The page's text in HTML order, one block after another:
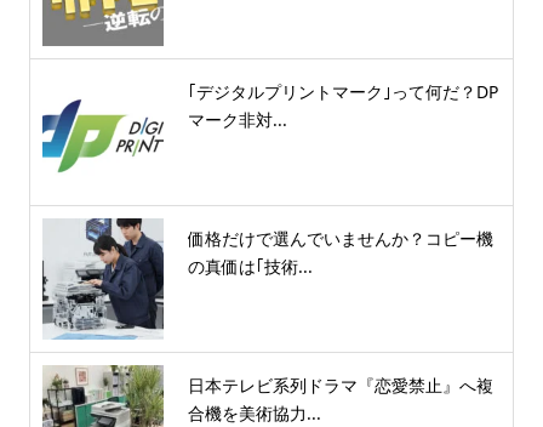
｢デジタルプリントマーク｣って何だ？DP
マーク非対...
価格だけで選んでいませんか？コピー機
の真価は｢技術...
日本テレビ系列ドラマ『恋愛禁止』へ複
合機を美術協力...